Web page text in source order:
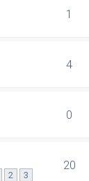
1
4
0
2 3
20